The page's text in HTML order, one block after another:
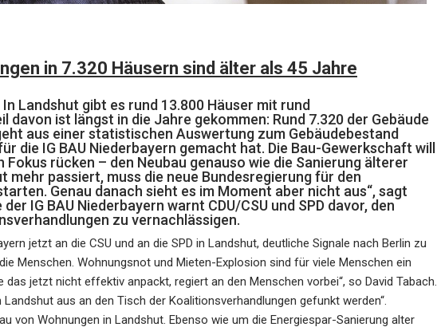
in 7.320 Häusern sind älter als 45 Jahre
Landshut gibt es rund 13.800 Häuser mit rund
davon ist längst in die Jahre gekommen: Rund 7.320 der Gebäude
aus einer statistischen Auswertung zum Gebäudebestand
die IG BAU Niederbayern gemacht hat. Die Bau-Gewerkschaft will
Fokus rücken – den Neubau genauso wie die Sanierung älterer
mehr passiert, muss die neue Bundesregierung für den
Genau danach sieht es im Moment aber nicht aus“, sagt
IG BAU Niederbayern warnt CDU/CSU und SPD davor, den
zu vernachlässigen.
jetzt an die CSU und an die SPD in Landshut, deutliche Signale nach Berlin zu
Menschen. Wohnungsnot und Mieten-Explosion sind für viele Menschen ein
das jetzt nicht effektiv anpackt, regiert an den Menschen vorbei“, so David Tabach.
aus an den Tisch der Koalitionsverhandlungen gefunkt werden“.
von Wohnungen in Landshut. Ebenso wie um die Energiespar-Sanierung alter